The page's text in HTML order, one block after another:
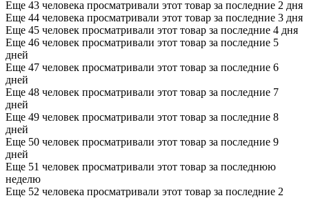
Еще 43 человека просматривали этот товар за последние 2 дня
Еще 44 человека просматривали этот товар за последние 3 дня
Еще 45 человек просматривали этот товар за последние 4 дня
Еще 46 человек просматривали этот товар за последние 5
дней
Еще 47 человек просматривали этот товар за последние 6
дней
Еще 48 человек просматривали этот товар за последние 7
дней
Еще 49 человек просматривали этот товар за последние 8
дней
Еще 50 человек просматривали этот товар за последние 9
дней
Еще 51 человек просматривали этот товар за последнюю
неделю
Еще 52 человека просматривали этот товар за последние 2